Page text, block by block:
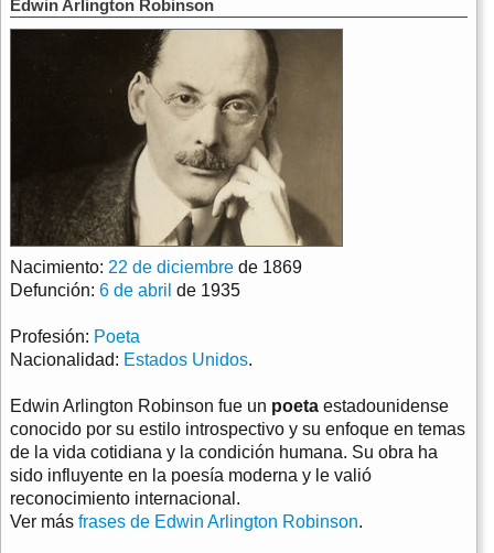
Edwin Arlington Robinson
Nacimiento: 22 de diciembre de 1869
Defunción: 6 de abril de 1935
Profesión: Poeta
Nacionalidad: Estados Unidos.
Edwin Arlington Robinson fue un poeta estadounidense
conocido por su estilo introspectivo y su enfoque en temas
de la vida cotidiana y la condición humana. Su obra ha
sido influyente en la poesía moderna y le valió
reconocimiento internacional.
Ver más frases de Edwin Arlington Robinson.